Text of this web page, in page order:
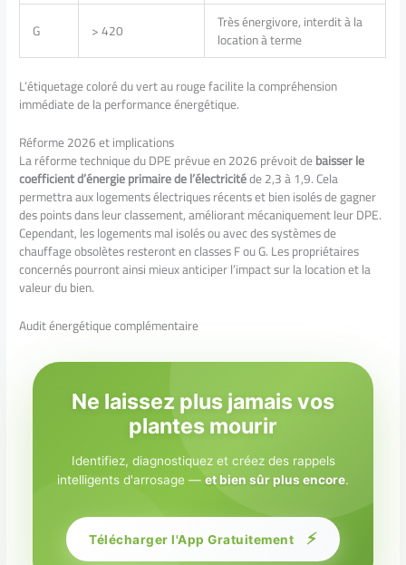
G
> 420 Très énergivore, interdit à la
location à terme
L’étiquetage coloré du vert au rouge facilite la compréhension
immédiate de la performance énergétique.
Réforme 2026 et implications
La réforme technique du DPE prévue en 2026 prévoit debaisser le
coefficient d’énergie primaire de l’électricitéde 2,3 à 1,9. Cela
permettra aux logements électriques récents et bien isolés de gagner
des points dans leur classement, améliorant mécaniquement leur DPE.
Cependant, les logements mal isolés ou avec des systèmes de
chauffage obsolètes resteront en classes F ou G. Les propriétaires
concernés pourront ainsi mieux anticiper l’impact sur la location et la
valeur du bien.
Audit énergétique complémentaire
Ne laissez plus jamais vos
plantes mourir
Identifiez, diagnostiquez et créez des rappels
intelligents d'arrosage — et bien sûr plus encore.
Télécharger l'App Gratuitement ⚡